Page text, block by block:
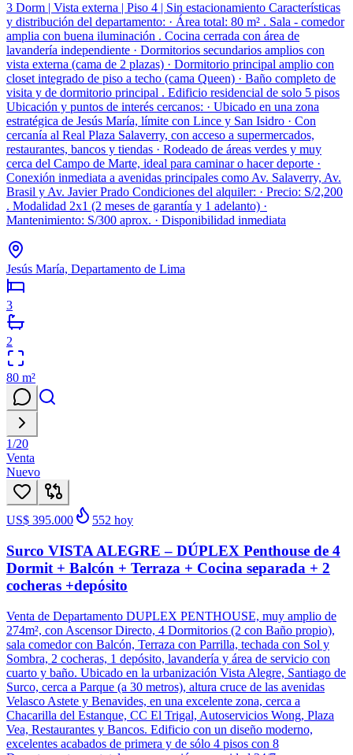
3 Dorm | Vista externa | Piso 4 | Sin estacionamiento Características
y distribución del departamento: · Área total: 80 m² . Sala - comedor
amplia con buena iluminación . Cocina cerrada con área de
lavandería independiente · Dormitorios secundarios amplios con
vista externa (cama de 2 plazas) · Dormitorio principal amplio con
closet integrado de piso a techo (cama Queen) · Baño completo de
visita y de dormitorio principal . Edificio residencial de solo 5 pisos
Ubicación y puntos de interés cercanos: · Ubicado en una zona
estratégica de Jesús María, límite con Lince y San Isidro · Con
cercanía al Real Plaza Salaverry, con acceso a supermercados,
restaurantes, bancos y tiendas · Rodeado de áreas verdes y muy
cerca del Campo de Marte, ideal para caminar o hacer deporte ·
Conexión inmediata a avenidas principales como Av. Salaverry, Av.
Brasil y Av. Javier Prado Condiciones del alquiler: · Precio: S/2,200
. Modalidad 2x1 (2 meses de garantía y 1 adelanto) ·
Mantenimiento: S/300 aprox. · Disponibilidad inmediata
Jesús María, Departamento de Lima
3
2
80 m²
1/20
Venta
Nuevo
US$ 395.000 552 hoy
Surco VISTA ALEGRE – DÚPLEX Penthouse de 4
Dormit + Balcón + Terraza + Cocina separada + 2
cocheras +depósito
Venta de Departamento DUPLEX PENTHOUSE, muy amplio de
274m², con Ascensor Directo, 4 Dormitorios (2 con Baño propio),
sala comedor con Balcón, Terraza con Parrilla, techada con Sol y
Sombra, 2 cocheras, 1 depósito, lavandería y área de servicio con
cuarto y baño. Ubicado en la urbanización Vista Alegre, Santiago de
Surco, cerca a Parque (a 30 metros), altura cruce de las avenidas
Velasco Astete y Benavides, en una excelente zona, cerca a
Chacarilla del Estanque, CC El Trigal, Autoservicios Wong, Plaza
Vea, Restaurantes y Bancos. Edificio con un diseño moderno,
excelentes acabados de primera y de sólo 4 pisos con 8